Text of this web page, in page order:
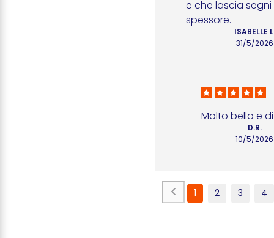
e che lascia segni
spessore.
31/5/2026
ISABELLE
Molto bello e
10/5/2026
D.R.
1 2 3 4